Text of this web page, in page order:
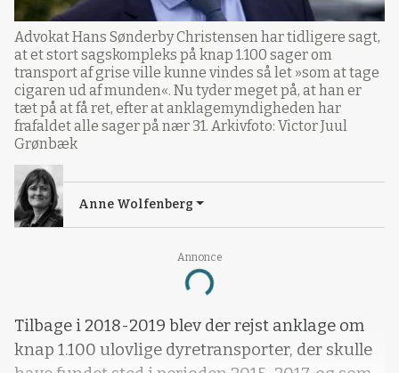
Annonce
Loading...
Advokat Hans Sønderby Christensen har tidligere sagt,
at et stort sagskompleks på knap 1.100 sager om
transport af grise ville kunne vindes så let »som at tage
cigaren ud af munden«. Nu tyder meget på, at han er
tæt på at få ret, efter at anklagemyndigheden har
frafaldet alle sager på nær 31. Arkivfoto: Victor Juul
Grønbæk
Anne Wolfenberg
Tilbage i 2018-2019 blev der rejst anklage om
knap 1.100 ulovlige dyretransporter, der skulle